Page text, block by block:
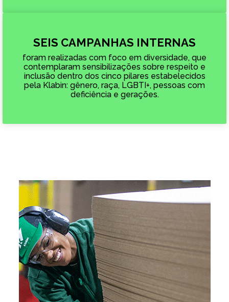
SEIS CAMPANHAS INTERNAS
foram realizadas com foco em diversidade, que
contemplaram sensibilizações sobre respeito e
inclusão dentro dos cinco pilares estabelecidos
pela Klabin: gênero, raça, LGBTI+, pessoas com
deficiência e gerações.